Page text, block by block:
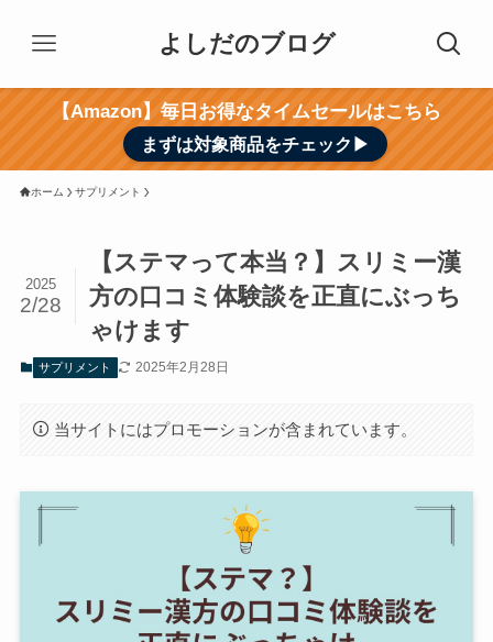
よしだのブログ
【Amazon】毎日お得なタイムセールはこちら
まずは対象商品をチェック▶︎
ホーム サプリメント
【ステマって本当？】スリミー漢
方の口コミ体験談を正直にぶっち
ゃけます
2025
2/28
サプリメント 2025年2月28日
当サイトにはプロモーションが含まれています。